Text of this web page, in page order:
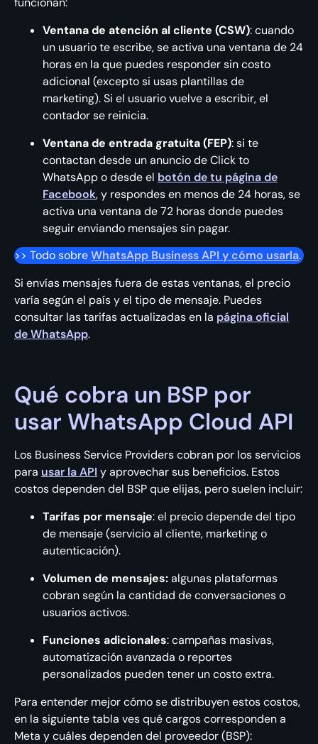
Ventana de atención al cliente (CSW): cuando
un usuario te escribe, se activa una ventana de 24
horas en la que puedes responder sin costo
adicional (excepto si usas plantillas de
marketing). Si el usuario vuelve a escribir, el
contador se reinicia.
Ventana de entrada gratuita (FEP): si te
contactan desde un anuncio de Click to
WhatsApp o desde el botón de tu página de
Facebook, y respondes en menos de 24 horas, se
activa una ventana de 72 horas donde puedes
seguir enviando mensajes sin pagar.
>> Todo sobreWhatsApp Business API y cómo usarla.
Si envías mensajes fuera de estas ventanas, el precio
varía según el país y el tipo de mensaje. Puedes
consultar las tarifas actualizadas en la página oficial
de WhatsApp.
Qué cobra un BSP por
usar WhatsApp Cloud API
Los Business Service Providers cobran por los servicios
para usar la API y aprovechar sus beneficios. Estos
costos dependen del BSP que elijas, pero suelen incluir:
Tarifas por mensaje: el precio depende del tipo
de mensaje (servicio al cliente, marketing o
autenticación).
Volumen de mensajes:algunas plataformas
cobran según la cantidad de conversaciones o
usuarios activos.
Funciones adicionales: campañas masivas,
automatización avanzada o reportes
personalizados pueden tener un costo extra.
Para entender mejor cómo se distribuyen estos costos,
en la siguiente tabla ves qué cargos corresponden a
Meta y cuáles dependen del proveedor (BSP):